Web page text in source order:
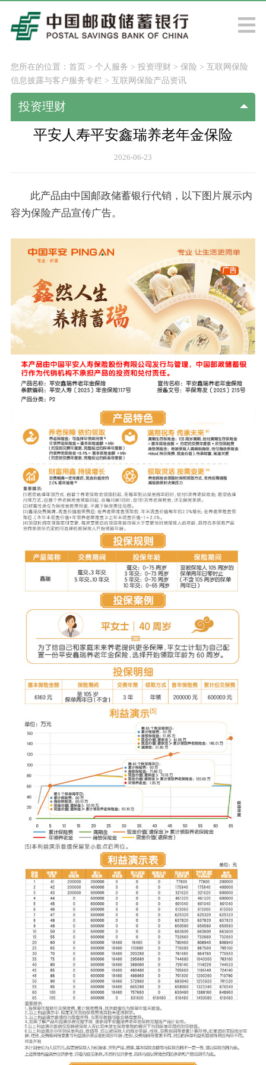
您所在的位置： 首页> 个人服务 > 投资理财 > 保险 > 互联网保险
信息披露与客户服务专栏 > 互联网保险产品资讯
投资理财
平安人寿平安鑫瑞养老年金保险
2026-06-23
此产品由中国邮政储蓄银行代销，以下图片展示内
容为保险产品宣传广告。